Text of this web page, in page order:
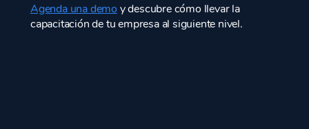
Agenda una demo y descubre cómo llevar la
capacitación de tu empresa al siguiente nivel.